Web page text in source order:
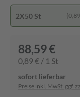
2X50 St
88,59 €
0,89 € / 1 St
sofort lieferbar
Preise inkl. MwSt. ggf.